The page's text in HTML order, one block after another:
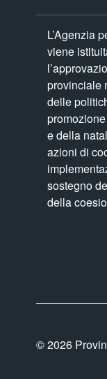
L’Agenzia
viene
provinciale
delle
e della
azioni di
sostegno
della
© 2026